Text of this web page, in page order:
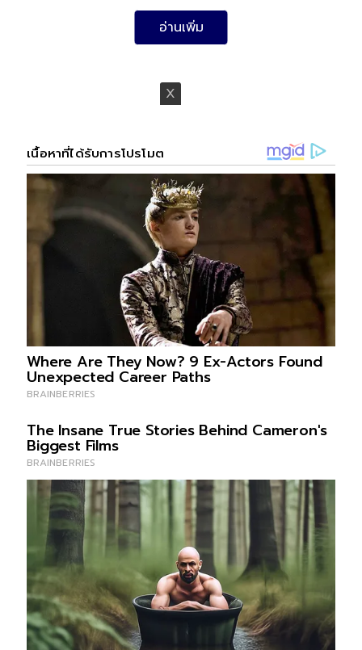
3.เขตบางขุนเทียน 225 ราย
9.เขตบางบอน 55 ราย
10.เขตบางกะปิ 54 ราย
11.เขตจอมทอง 47 ราย
12.เขตธนบุรี 44 ราย
13.เขตคลองเตย 43 ราย
14.เขตบางพลัด 41 ราย
15.เขตจตุจักร 39 ราย
16.เขตคลองสามวา 34 ราย
18.เขตดินแดง 33 ราย
19.เขตสาทร 29 ราย
20.เขตวังทองหลาง 29 ราย
21.เขตทวีวัฒนา 27 ราย
22.เขตลาดกระบัง 26 ราย
23.เขตปทุมวัน 25 ราย
24.เขตพระโขนง 25 ราย
25.เขตตลิ่งชัน 23 ราย
26.เขตดอนเมือง 23 ราย
27.เขตประเวศ 22 ราย
อ่านเพิ่ม